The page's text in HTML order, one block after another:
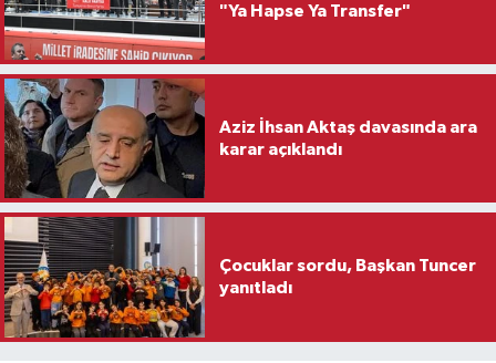
"Ya Hapse Ya Transfer"
Aziz İhsan Aktaş davasında ara
karar açıklandı
Çocuklar sordu, Başkan Tuncer
yanıtladı